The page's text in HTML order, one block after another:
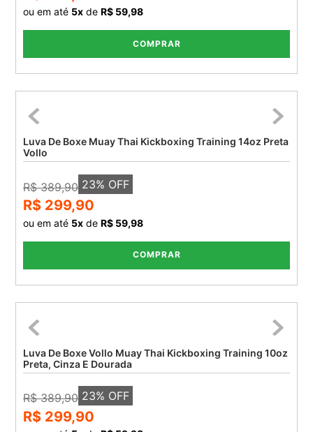
ou em até 5x de R$ 59,98
COMPRAR
Luva De Boxe Muay Thai Kickboxing Training 14oz Preta
Vollo
R$ 389,90 23% OFF
R$ 299,90
ou em até 5x de R$ 59,98
COMPRAR
Luva De Boxe Vollo Muay Thai Kickboxing Training 10oz
Preta, Cinza E Dourada
R$ 389,90 23% OFF
R$ 299,90